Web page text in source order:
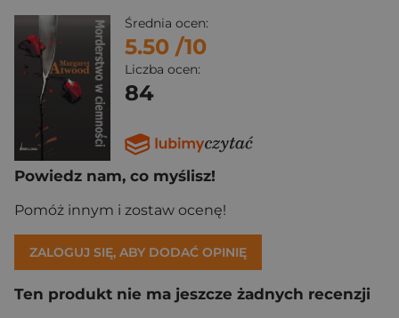
Średnia ocen:
5.50 /10
Liczba ocen:
84
Powiedz nam, co myślisz!
Pomóż innym i zostaw ocenę!
ZALOGUJ SIĘ, ABY DODAĆ OPINIĘ
Ten produkt nie ma jeszcze żadnych recenzji